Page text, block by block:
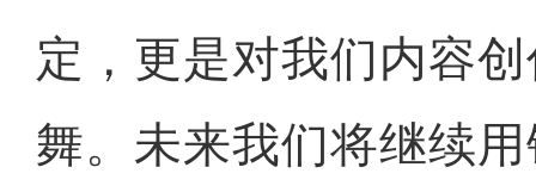
定，更是对我们内容
舞。未来我们将继续